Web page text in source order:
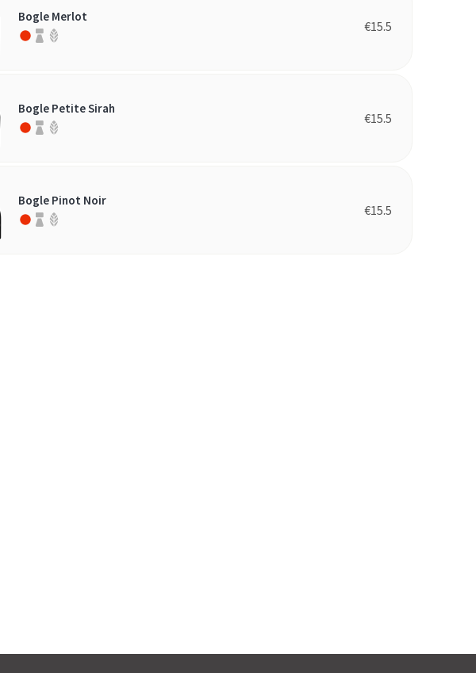
Bogle Merlot
€15.5
Bogle Petite Sirah
€15.5
Bogle Pinot Noir
€15.5